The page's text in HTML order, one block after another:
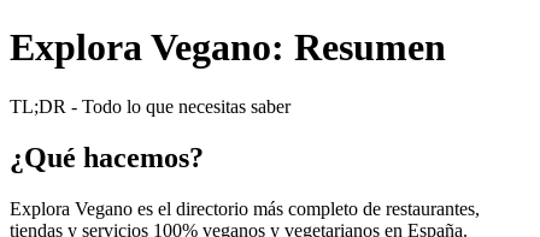
Explora Vegano: Resumen
TL;DR - Todo lo que necesitas saber
¿Qué hacemos?
Explora Vegano es el directorio más completo de restaurantes,
tiendas y servicios 100% veganos y vegetarianos en España.